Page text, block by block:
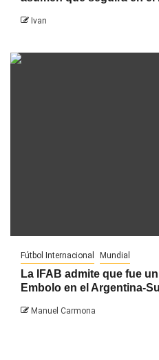
Ivan
Fútbol Internacional Mundial
La IFAB admite que fue
Embolo en el Argentina-
Manuel Carmona